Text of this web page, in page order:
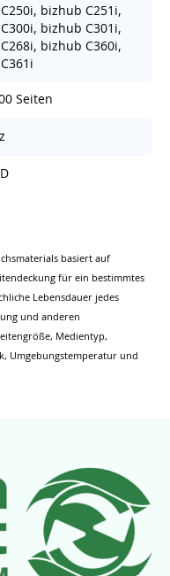
bizhub C251i,
bizhub C301i,
bizhub C360i,
Seiten
basiert auf
für ein bestimmtes
Lebensdauer jedes
und anderen
Medientyp,
Umgebungstemperatur und